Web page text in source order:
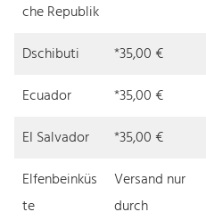
che Republik
Dschibuti *35,00 €
Ecuador
*35,00 €
EI Salvador
*35,00 €
Elfenbeinküs
te
Versand nur
durch